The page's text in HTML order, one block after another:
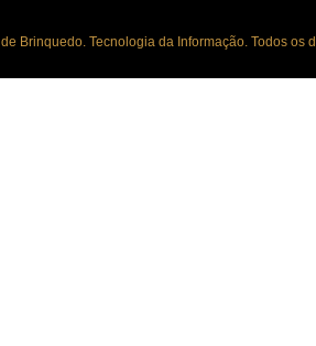
Brinquedo. Tecnologia da Informação. Todos os